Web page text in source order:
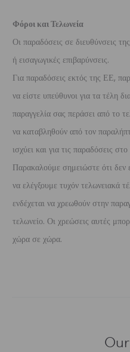
Φόροι και Τελωνεία
Οι παραδόσεις σε διευθύνσεις
ή εισαγωγικές επιβαρύνσεις.
Για παραδόσεις εκτός της ΕΕ,
να είστε υπεύθυνοι για τα τέλη
παραγγελία σας περάσει από το
να καταβληθούν από τον
ισχύει και για τις παραδόσεις
Παρακαλούμε σημειώστε ότι
να ελέγξουμε τυχόν τελωνειακά
ενδέχεται να χρεωθούν στην
τελωνείο. Οι χρεώσεις αυτές
χώρα σε χώρα.